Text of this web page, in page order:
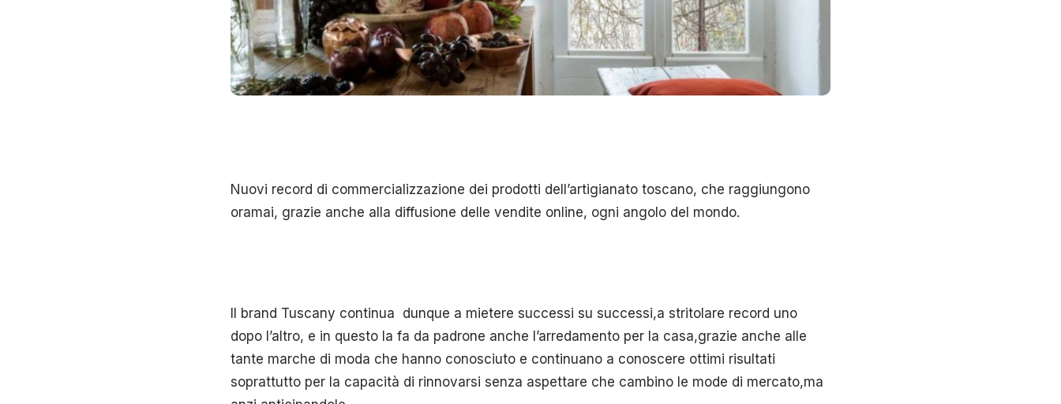
Nuovi record di commercializzazione dei prodotti dell’artigianato toscano, che raggiungono
oramai, grazie anche alla diffusione delle vendite online, ogni angolo del mondo.
Il brand Tuscany continua dunque a mietere successi su successi,a stritolare record uno
dopo l’altro, e in questo la fa da padrone anche l’arredamento per la casa,grazie anche alle
tante marche di moda che hanno conosciuto e continuano a conoscere ottimi risultati
soprattutto per la capacità di rinnovarsi senza aspettare che cambino le mode di mercato,ma